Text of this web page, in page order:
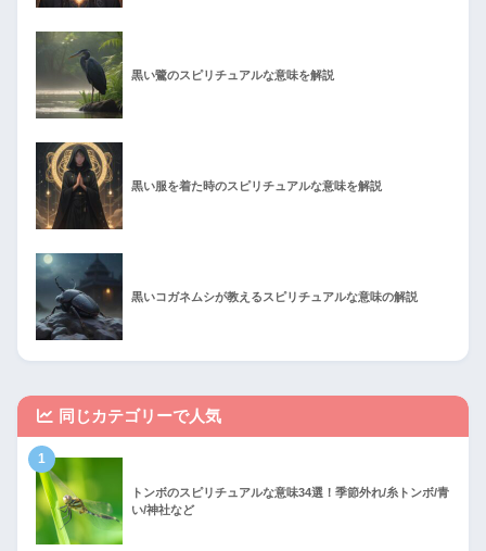
黒い鷺のスピリチュアルな意味を解説
黒い服を着た時のスピリチュアルな意味を解説
黒いコガネムシが教えるスピリチュアルな意味の解説
同じカテゴリーで人気
1
トンボのスピリチュアルな意味34選！季節外れ/糸トンボ/青
い/神社など